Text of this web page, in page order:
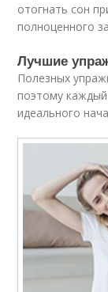
отогнать сон
полноценного
Лучшие
Полезных
поэтому
идеального